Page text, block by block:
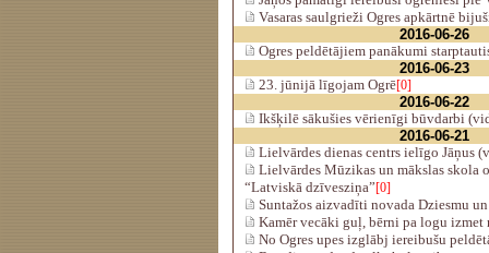
Vasaras saulgrieži Ogres apkārtnē
2016-06-26
Ogres peldētājiem panākumi
2016-06-23
23. jūnijā līgojam Ogrē[0]
2016-06-22
Ikšķilē sākušies vērienīgi būvdarbi
2016-06-21
Lielvārdes dienas centrs ielīgo Jāņus
Lielvārdes Mūzikas un mākslas skola
“Latviskā dzīvesziņa”[0]
Suntažos aizvadīti novada Dziesmu
Kamēr vecāki guļ, bērni pa logu izmet
No Ogres upes izglābj iereibušu